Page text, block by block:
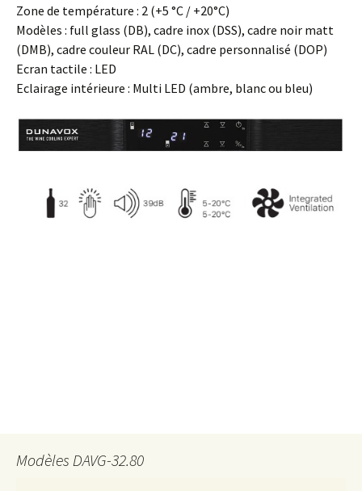
Zone de température : 2 (+5 °C / +20°C)
Modèles : full glass (DB), cadre inox (DSS), cadre noir matt
(DMB), cadre couleur RAL (DC), cadre personnalisé (DOP)
Ecran tactile : LED
Eclairage intérieure : Multi LED (ambre, blanc ou bleu)
Modèles DAVG-32.80